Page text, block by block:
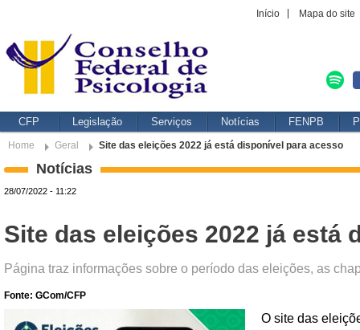
Início Mapa do site
CFP Legislação Serviços Notícias FENPB
Home Geral Site das eleições 2022 já está disponível para acesso
Notícias
28/07/2022 - 11:22
Site das eleições 2022 já está
Página traz informações sobre o período das eleições, as
Fonte: GCom/CFP
O site das